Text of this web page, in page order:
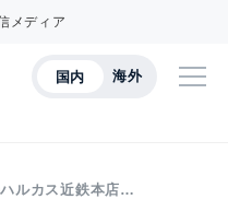
メディア
国内 海外
ルカス近鉄本店…